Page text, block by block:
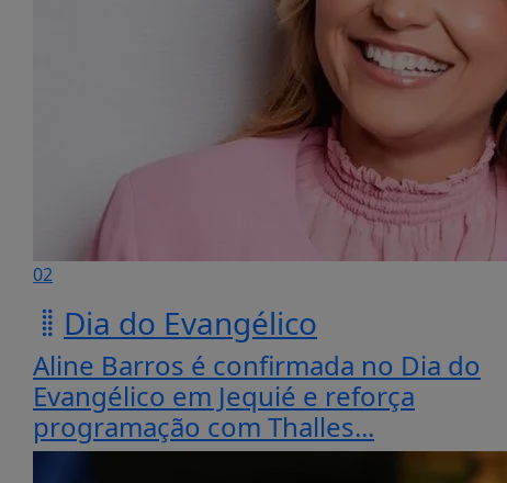
02
Dia do Evangélico
Aline Barros é confirmada no Dia do
Evangélico em Jequié e reforça
programação com Thalles...